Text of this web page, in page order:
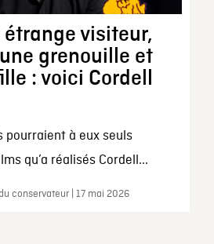
étrange visiteur,
grenouille et
: voici Cordell
pourraient à eux seuls
qu’a réalisés Cordell...
conservateur | 17 mai 2026